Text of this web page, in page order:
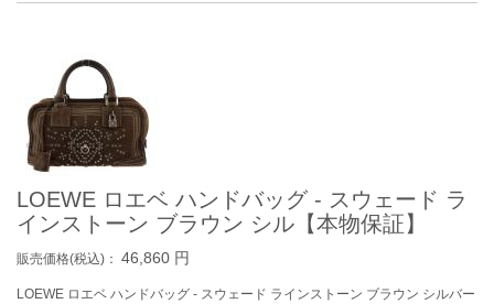
LOEWE ロエベ ハンドバッグ - スウェード ラ
インストーン ブラウン シル【本物保証】
販売価格(税込)： 46,860 円
LOEWE ロエベ ハンドバッグ - スウェード ラインストーン ブラウン シルバー